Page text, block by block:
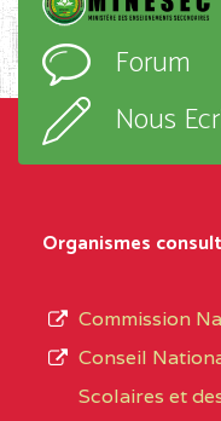
l’ordre
type
Forum
Nous
Organismes
Commission
Conseil
Scolaires et